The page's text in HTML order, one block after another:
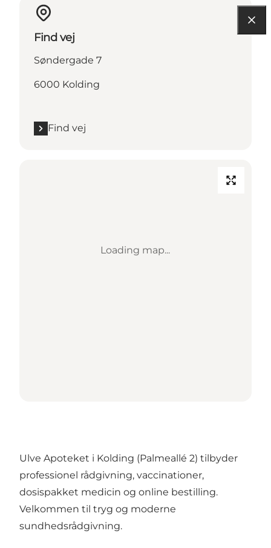
Find vej
Søndergade 7
6000 Kolding
Find vej
Loading map...
Ulve Apoteket i Kolding (Palmeallé 2) tilbyder
professionel rådgivning, vaccinationer,
dosispakket medicin og online bestilling.
Velkommen til tryg og moderne
sundhedsrådgivning.